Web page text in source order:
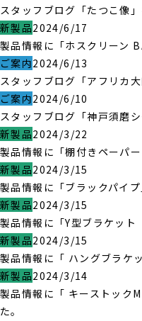
スタッフブログ「たつこ像」
新製品2024/6/17
製品情報に「ホスクリーン
ご案内2024/6/13
スタッフブログ「アフリカ
ご案内2024/6/10
スタッフブログ「神戸須磨
新製品2024/3/22
製品情報に「棚付きペーパ
新製品2024/3/15
製品情報に「ブラックパイプ
新製品2024/3/15
製品情報に「Y型ブラケッ
新製品2024/3/15
製品情報に「 ハングブラケ
新製品2024/3/14
製品情報に「 キーストック
た。